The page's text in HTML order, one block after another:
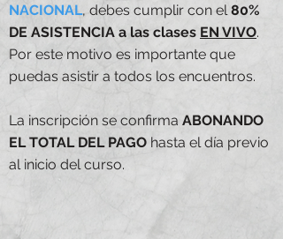
NACIONAL, debes cumplir con el80%
DE ASISTENCIA a las clases EN VIVO.
Por este motivo es importante que
puedas asistir a todos los encuentros.
La inscripción se confirma ABONANDO
EL TOTAL DEL PAGO hasta el día previo
al inicio del curso.